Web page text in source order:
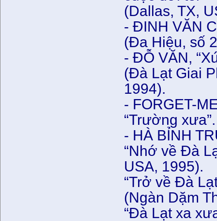
(Dallas, TX,
- ĐINH VĂN
(Đa Hiệu, số
- ĐỖ VĂN,
(Đà Lạt Giai
1994).
- FORGET-
“Trường xưa”.
- HÀ BỈNH
“Nhớ về Đà
USA, 1995).
“Trở về Đà
(Ngàn Dặm
“Đà Lạt xa